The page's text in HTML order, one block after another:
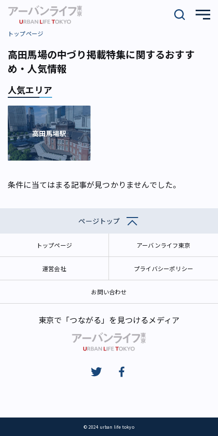
トップページ
高田馬場の中づり掲載特集に関するおすす
め・人気情報
人気エリア
高田馬場駅
条件に当てはまる記事が見つかりませんでした。
ページトップ
トップページ アーバンライフ東京
運営会社 プライバシーポリシー
お問い合わせ
東京で「つながる」を見つけるメディア
© 2024 urban life tokyo